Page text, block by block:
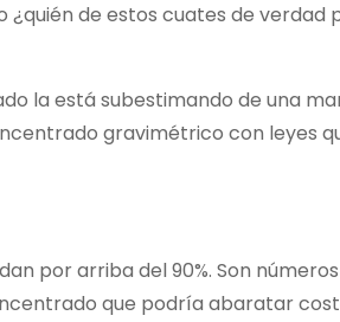
de estos cuates de verdad
la está subestimando de una
gravimétrico con leyes
por arriba del 90%. Son
que podría abaratar